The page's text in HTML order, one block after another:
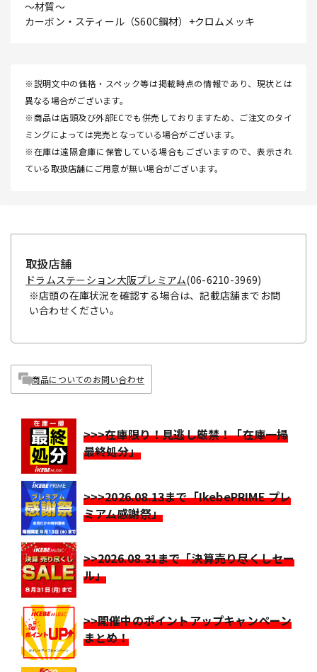
～材質～
カーボン・スティール（S60C鋼材）+クロムメッキ
※説明文中の価格・スペック等は掲載時点の情報であり、現状とは
異なる場合がございます。
※商品は店頭及び外部ECでも併売しておりますため、ご注文のタイ
ミングによっては完売となっている場合がございます。
※在庫は遠隔倉庫に保管している場合もございますので、表示され
ている取扱店舗にご用意が無い場合がございます。
取扱店舗
ドラムステーション大阪プレミアム(06-6210-3969)
※店頭の在庫状況を確認する場合は、記載店舗までお問
い合わせください。
商品についてのお問い合わせ
>>>在庫限り！見逃し厳禁！「在庫一掃
最終処分」
>>>2026.08.13まで「IkebePRIME プレ
ミアム感謝祭」
>>2026.08.31まで「決算売り尽くしセー
ル」
>>開催中のポイントアップキャンペーン
まとめ！